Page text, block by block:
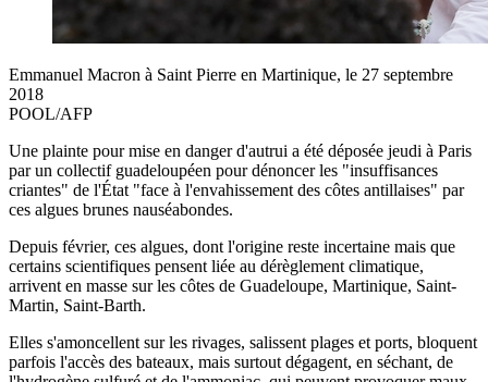
Emmanuel Macron à Saint Pierre en Martinique, le 27 septembre
2018
POOL/AFP
Une plainte pour mise en danger d'autrui a été déposée jeudi à Paris
par un collectif guadeloupéen pour dénoncer les "insuffisances
criantes" de l'État "face à l'envahissement des côtes antillaises" par
ces algues brunes nauséabondes.
Depuis février, ces algues, dont l'origine reste incertaine mais que
certains scientifiques pensent liée au dérèglement climatique,
arrivent en masse sur les côtes de Guadeloupe, Martinique, Saint-
Martin, Saint-Barth.
Elles s'amoncellent sur les rivages, salissent plages et ports, bloquent
parfois l'accès des bateaux, mais surtout dégagent, en séchant, de